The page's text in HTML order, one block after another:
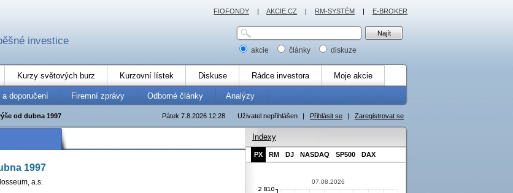
investice
akcie články diskuze
Kurzy světových burz Kurzovní lístek Diskuse Rádce investora Moje akcie
a doporučení Firemní zprávy Odborné články Analýzy
Uživatel nepřihlášen | Přihlásit se | Zaregistrovat se
Pátek 7.8.2026 12:28
od dubna 1997
1997
a.s.
Indexy
PX RM DJ NASDAQ SP500 DAX
07.08.2026
FIOFONDY | AKCIE.CZ | RM-SYSTÉM | E-BROKER